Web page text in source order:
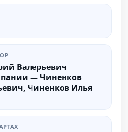
Валерьевич
— Чиненков
Чиненков Илья